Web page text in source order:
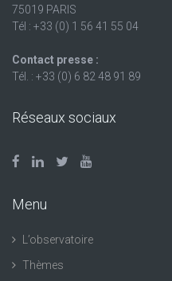
75019 PARIS
Tél : +33 (0) 1 56 41 55 04
Contact presse :
Tél. : +33 (0) 6 82 48 91 89
Réseaux sociaux
Menu
L’observatoire
Thèmes